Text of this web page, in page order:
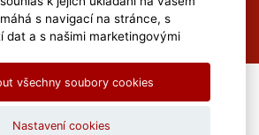
Brněnska © 2020, Webdesign by
s navigací na stránce, s
dat a s našimi marketingovými
všechny soubory cookies
Nastavení cookies